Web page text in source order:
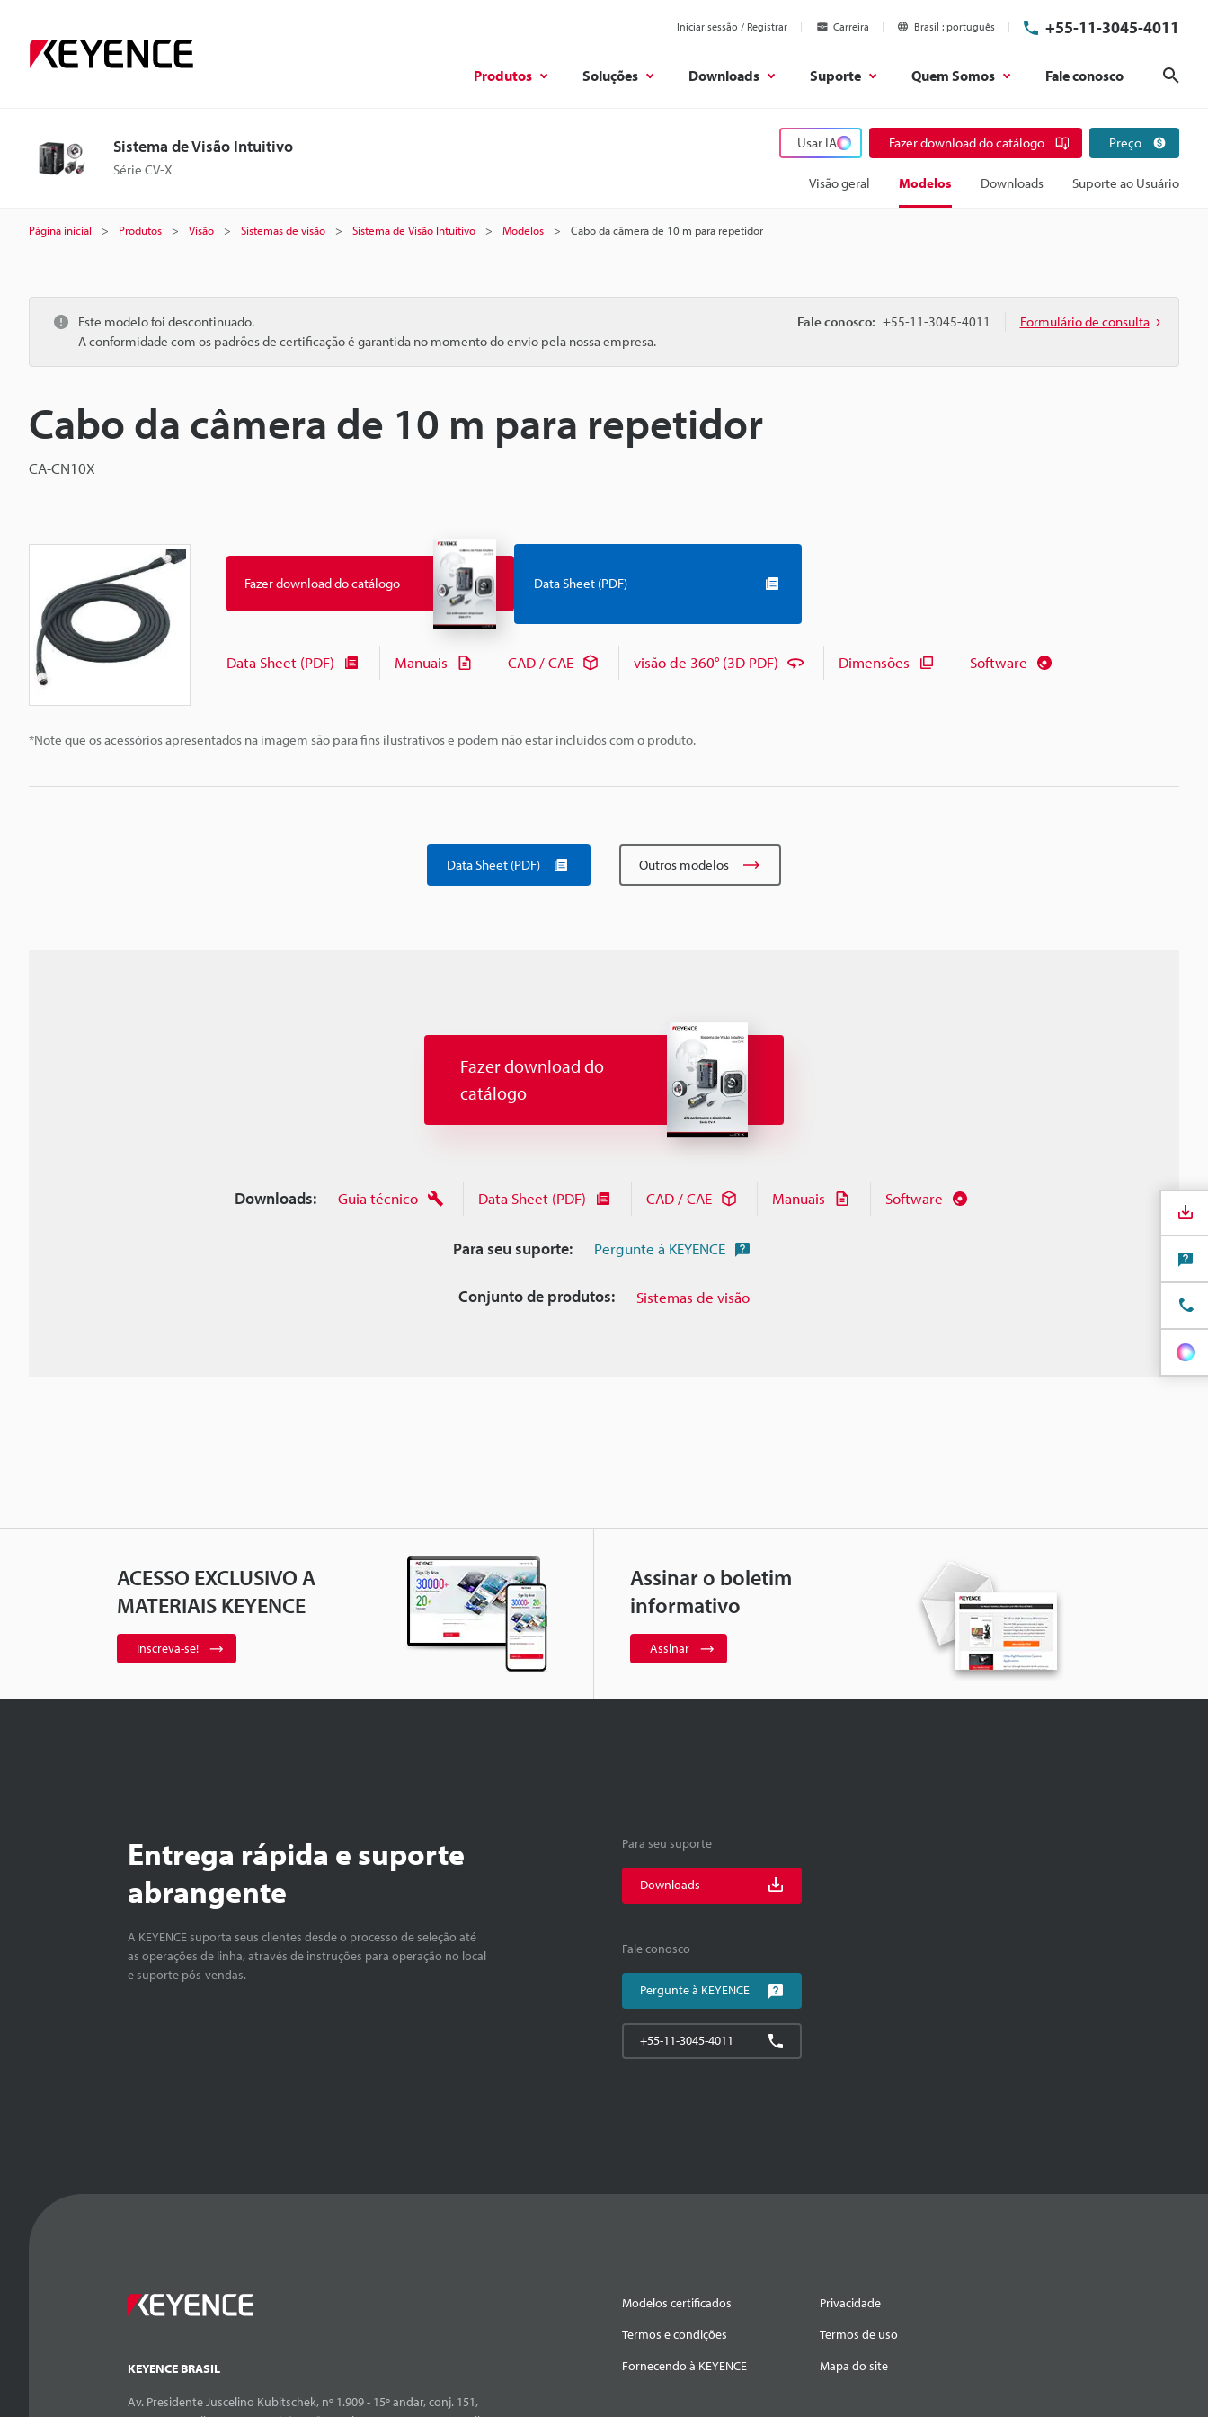
Iniciar sessão / Registrar Carreira Brasil português +55-11-3045-4011
Produtos Soluções Downloads Suporte Quem Somos Fale conosco
Sistema de Visão Intuitivo
Série CV-X
Usar IA Fazer download do catálogo Preço
Visão geral Modelos Downloads Suporte ao Usuário
Página inicial Produtos Visão Sistemas de visão Sistema de Visão Intuitivo Modelos Cabo da câmera de 10 m para repetidor
Este modelo foi descontinuado.
A conformidade com os padrões de certificação é garantida no momento do envio pela nossa empresa.
Fale conosco: +55-11-3045-4011 Formulário de consulta
Cabo da câmera de 10 m para repetidor
CA-CN10X
*Note que os acessórios apresentados na imagem são para fins ilustrativos e podem não estar incluídos com o produto.
Fazer download do catálogo Data Sheet (PDF)
Data Sheet (PDF) Manuais CAD / CAE visão de 360° (3D PDF) Dimensões Software
Data Sheet (PDF) Outros modelos
Fazer download do
catálogo
Downloads: Guia técnico Data Sheet (PDF) CAD / CAE Manuais Software
Para seu suporte: Pergunte à KEYENCE
Conjunto de produtos: Sistemas de visão
ACESSO EXCLUSIVO A
MATERIAIS KEYENCE
Inscreva-se!
Assinar o boletim
informativo
Assinar
Entrega rápida e suporte
abrangente
A KEYENCE suporta seus clientes desde o processo de seleção até
as operações de linha, através de instruções para operação no local
e suporte pós-vendas.
Para seu suporte
Downloads
Fale conosco
Pergunte à KEYENCE
+55-11-3045-4011
KEYENCE BRASIL
Av. Presidente Juscelino Kubitschek, nº 1.909 - 15º andar, conj. 151,
Modelos certificados
Privacidade
Termos e condições
Termos de uso
Fornecendo à KEYENCE
Mapa do site